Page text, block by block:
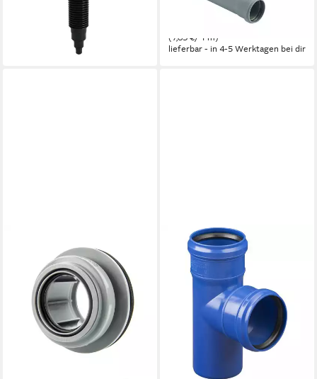
Rohrbelüfter DN 50/75/110
lieferbar - in 3-4 Werktagen bei dir
(7,83 €/ 1 m)
lieferbar - in 4-5 Werktagen bei dir
MARLEY DEUTSCHLAND GMBH
HT-Rohr Marley HT-Abzweig
DN 110/110 Schallgedämmt,
lieferbar - in 3-4 Werktagen bei dir